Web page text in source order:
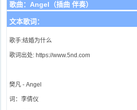
歌曲： Angel（插曲 伴奏）
文本歌词：
歌手:结婚为什么
歌词出处: https://www.5nd.com
樊凡 - Angel
词：李倩仪